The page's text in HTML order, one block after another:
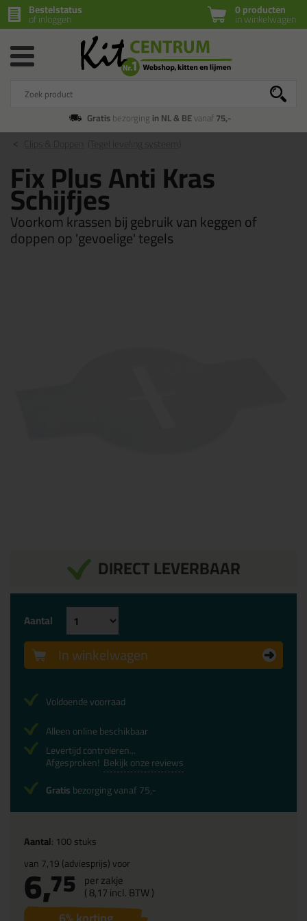
0 producten
in winkelwagen
Bestelstatus
of inloggen
Gratisbezorging in NL & BEvanaf75,-
Fix Plus Anti Kras
Schijfjes
Voorkom krassen bij gebruik van keggen of
doppen op 'gevoelige' tegels
DIRECT LEVERBAAR
Aantal: 100 stuks
van7,19(adviesprijs) voor
6,75 per zakje
(8,17incl. BTW )
Aantal
In winkelwagen
Voldoende voorraad
Alleen online beschikbaar
Levertijd controleren...
Afgesproken! Bekijk onze reviews
Gratisbezorging vanaf 75,-